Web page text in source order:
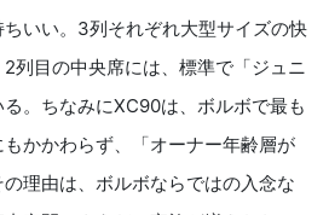
いい。3列それぞれ大型サイズの快
列目の中央席には、標準で「ジュニ
。ちなみにXC90は、ボルボで最も
かかわらず、「オーナー年齢層が
理由は、ボルボならではの入念な